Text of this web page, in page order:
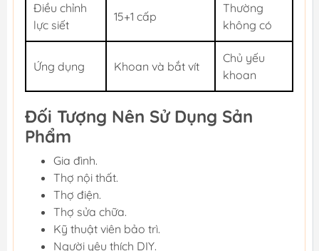
Điều chỉnh
lực siết
15+1 cấp
Thường
không có
Ứng dụng Khoan và bắt vít
Chủ yếu
khoan
Đối Tượng Nên Sử Dụng Sản
Phẩm
Gia đình.
Thợ nội thất.
Thợ điện.
Thợ sửa chữa.
Kỹ thuật viên bảo trì.
Người yêu thích DIY.